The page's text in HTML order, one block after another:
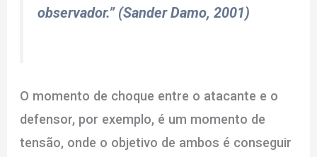
observador.” (Sander Damo, 2001)
O momento de choque entre o atacante e o
defensor, por exemplo, é um momento de
tensão, onde o objetivo de ambos é conseguir